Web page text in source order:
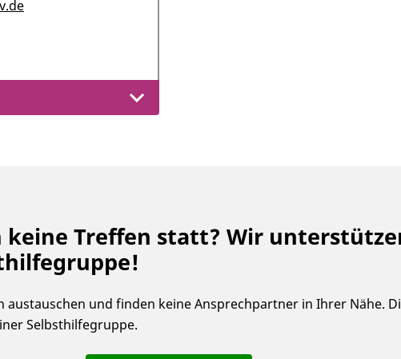
Treffen statt? Wir
und finden keine Ansprechpartner in Ihrer Nähe.
Selbsthilfegruppe.